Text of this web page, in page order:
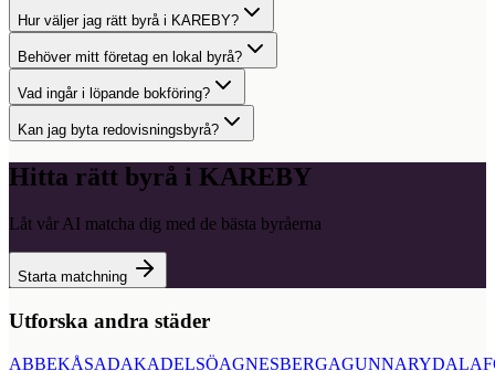
Hur väljer jag rätt byrå i KAREBY?
Behöver mitt företag en lokal byrå?
Vad ingår i löpande bokföring?
Kan jag byta redovisningsbyrå?
Hitta rätt byrå i KAREBY
Låt vår AI matcha dig med de bästa byråerna
Starta matchning
Utforska andra städer
ABBEKÅSADAKADELSÖAGNESBERGAGUNNARYD